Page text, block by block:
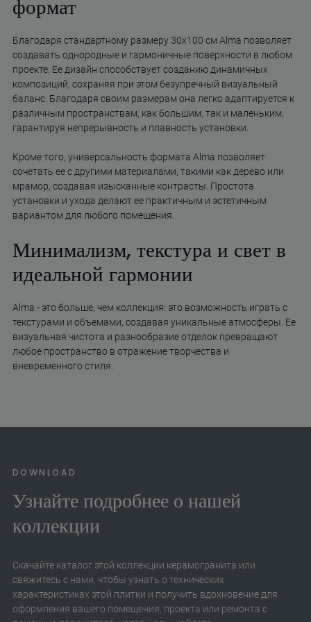
формат
Благодаря стандартному размеру 30x100 см Alma позволяет
создавать однородные и гармоничные поверхности в любом
проекте. Ее дизайн способствует созданию динамичных
композиций, сохраняя при этом безупречный визуальный
баланс. Благодаря своим размерам она легко адаптируется к
различным пространствам, как большим, так и маленьким,
гарантируя непрерывность и плавность установки.
Кроме того, универсальность формата Alma позволяет
сочетать ее с другими материалами, такими как дерево или
мрамор, создавая изысканные контрасты. Простота
установки и ухода делают ее практичным и эстетичным
вариантом для любого помещения.
Минимализм, текстура и свет в
идеальной гармонии
Alma - это больше, чем коллекция: это возможность играть с
текстурами и объемами, создавая уникальные атмосферы. Ее
визуальная чистота и разнообразие отделок превращают
любое пространство в отражение творчества и
вневременного стиля.
DOWNLOAD
Узнайте подробнее о нашей
коллекции
Скачайте каталог этой коллекции керамогранита или
свяжитесь с нами, чтобы узнать о технических
характеристиках этой плитки и получить вдохновение для
оформления вашего помещения, проекта или ремонта с